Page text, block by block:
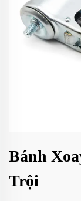
Bánh
Trội